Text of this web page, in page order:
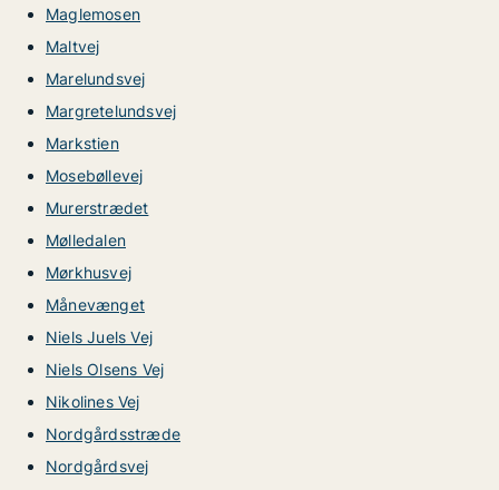
Maglemosen
Maltvej
Marelundsvej
Margretelundsvej
Markstien
Mosebøllevej
Murerstrædet
Mølledalen
Mørkhusvej
Månevænget
Niels Juels Vej
Niels Olsens Vej
Nikolines Vej
Nordgårdsstræde
Nordgårdsvej